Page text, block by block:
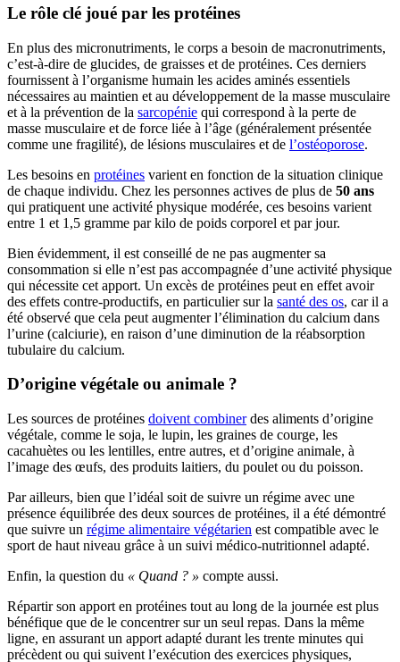
Le rôle clé joué par les protéines
En plus des micronutriments, le corps a besoin de macronutriments,
c’est-à-dire de glucides, de graisses et de protéines. Ces derniers
fournissent à l’organisme humain les acides aminés essentiels
nécessaires au maintien et au développement de la masse musculaire
et à la prévention de la sarcopénie qui correspond à la perte de
masse musculaire et de force liée à l’âge (généralement présentée
comme une fragilité), de lésions musculaires et de l’ostéoporose.
Les besoins en protéines varient en fonction de la situation clinique
de chaque individu. Chez les personnes actives de plus de 50 ans
qui pratiquent une activité physique modérée, ces besoins varient
entre 1 et 1,5 gramme par kilo de poids corporel et par jour.
Bien évidemment, il est conseillé de ne pas augmenter sa
consommation si elle n’est pas accompagnée d’une activité physique
qui nécessite cet apport. Un excès de protéines peut en effet avoir
des effets contre-productifs, en particulier sur la santé des os, car il a
été observé que cela peut augmenter l’élimination du calcium dans
l’urine (calciurie), en raison d’une diminution de la réabsorption
tubulaire du calcium.
D’origine végétale ou animale ?
Les sources de protéines doivent combinerdes aliments d’origine
végétale, comme le soja, le lupin, les graines de courge, les
cacahuètes ou les lentilles, entre autres, et d’origine animale, à
l’image des œufs, des produits laitiers, du poulet ou du poisson.
Par ailleurs, bien que l’idéal soit de suivre un régime avec une
présence équilibrée des deux sources de protéines, il a été démontré
que suivre un régime alimentaire végétarien est compatible avec le
sport de haut niveau grâce à un suivi médico-nutritionnel adapté.
Enfin, la question du « Quand ? » compte aussi.
Répartir son apport en protéines tout au long de la journée est plus
bénéfique que de le concentrer sur un seul repas. Dans la même
ligne, en assurant un apport adapté durant les trente minutes qui
précèdent ou qui suivent l’exécution des exercices physiques,